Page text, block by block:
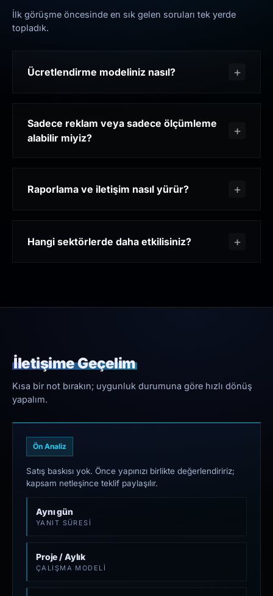
İlk görüşme öncesinde en sık gelen soruları tek yerde
topladık.
Ücretlendirme modeliniz nasıl?
Sadece reklam veya sadece ölçümleme
alabilir miyiz?
Raporlama ve iletişim nasıl yürür?
Hangi sektörlerde daha etkilisiniz?
İletişime Geçelim
Kısa bir not bırakın; uygunluk durumuna göre hızlı dönüş
yapalım.
Ön Analiz
Satış baskısı yok. Önce yapınızı birlikte değerlendiririz;
kapsam netleşince teklif paylaşılır.
Aynı gün
YANIT SÜRESI
Proje / Aylık
ÇALIŞMA MODELI